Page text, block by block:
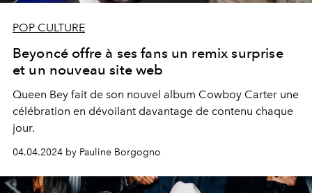
POP CULTURE
Beyoncé offre à ses fans un remix surprise
et un nouveau site web
Queen Bey fait de son nouvel album Cowboy Carter une
célébration en dévoilant davantage de contenu chaque
jour.
04.04.2024 by Pauline Borgogno